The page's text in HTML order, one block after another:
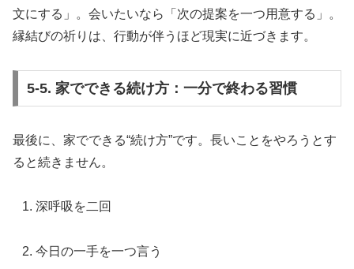
文にする」。会いたいなら「次の提案を一つ用意する」。
縁結びの祈りは、行動が伴うほど現実に近づきます。
5-5. 家でできる続け方：一分で終わる習慣
最後に、家でできる“続け方”です。長いことをやろうとす
ると続きません。
深呼吸を二回
今日の一手を一つ言う